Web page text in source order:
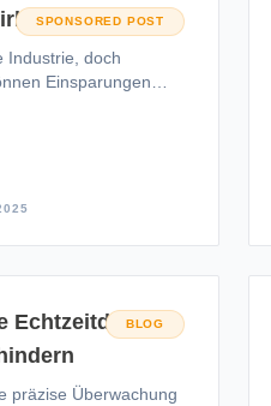
SPONSORED POST
Industrie, doch
Einsparungen
BLOG
Echtzeitdaten
präzise Überwachung